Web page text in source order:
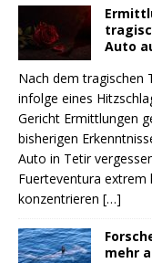
Auto
Nach dem tragischen
infolge eines
Gericht Ermittlungen
bisherigen
Auto in Tetir
Fuerteventura extrem
konzentrieren […]
mehr